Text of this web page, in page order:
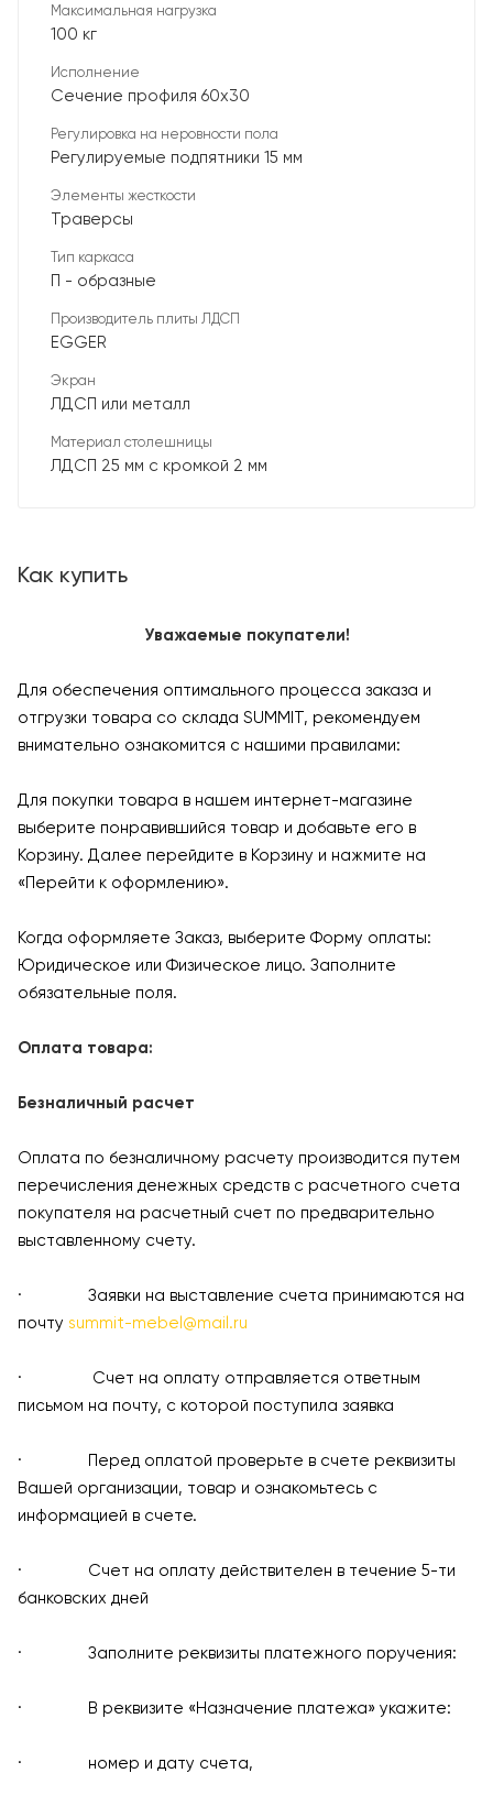
Максимальная нагрузка
100 кг
Исполнение
Сечение профиля 60х30
Регулировка на неровности пола
Регулируемые подпятники 15 мм
Элементы жесткости
Траверсы
Тип каркаса
П - образные
Производитель плиты ЛДСП
EGGER
Экран
ЛДСП или металл
Материал столешницы
ЛДСП 25 мм с кромкой 2 мм
Как купить
Уважаемые покупатели!
Для обеспечения оптимального процесса заказа и
отгрузки товара со склада SUMMIT, рекомендуем
внимательно ознакомится с нашими правилами:
Для покупки товара в нашем интернет-магазине
выберите понравившийся товар и добавьте его в
Корзину. Далее перейдите в Корзину и нажмите на
«Перейти к оформлению».
Когда оформляете Заказ, выберите Форму оплаты:
Юридическое или Физическое лицо. Заполните
обязательные поля.
Оплата товара:
Безналичный расчет
Оплата по безналичному расчету производится путем
перечисления денежных средств с расчетного счета
покупателя на расчетный счет по предварительно
выставленному счету.
· Заявки на выставление счета принимаются на
почту summit-mebel@mail.ru
· Счет на оплату отправляется ответным
письмом на почту, с которой поступила заявка
· Перед оплатой проверьте в счете реквизиты
Вашей организации, товар и ознакомьтесь с
информацией в счете.
· Счет на оплату действителен в течение 5-ти
банковских дней
· Заполните реквизиты платежного поручения:
· В реквизите «Назначение платежа» укажите:
· номер и дату счета,